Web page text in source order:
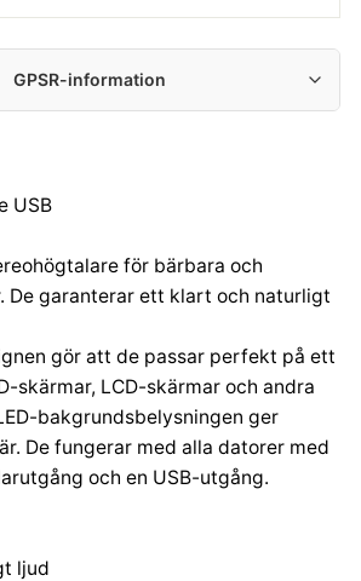
GPSR-information
7, 42-600 Tarnowskie Góry
Importör:
7, 42-600 Tarnowskie Góry
+48 32 284 72 22
USB
för bärbara och
De garanterar ett klart och naturligt
gör att de passar perfekt på ett
skärmar, LCD-skärmar och andra
bakgrundsbelysningen ger
De fungerar med alla datorer med
och en USB-utgång.
ljud